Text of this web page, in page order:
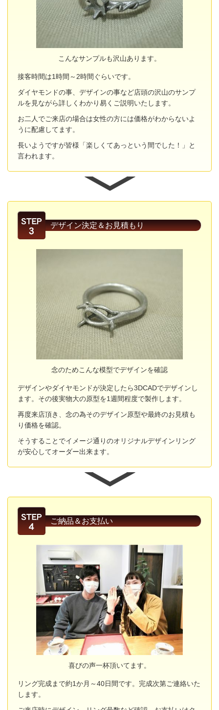
こんなサンプルも沢山あります。
接客時間は1時間～2時間ぐらいです。
ダイヤモンドの事、デザインの事など店頭の沢山のサンプ
ルを見ながら詳しくわかり易くご説明いたします。
お二人でご来店の場合は女性の方には価格がわからないよ
うに配慮してます。
長いようですが皆様「楽しくてあっという間でした！」と
言われます。
デザイン決定＆お見積もり
念のためこんな模型でデザインを確認
デザインやダイヤモンドが決定したら3DCADでデザインし
ます。その後実物大の原型を1週間程度で製作します。
再度来店頂き、念の為そのデザイン原型や最終のお見積も
り価格を確認。
そうすることでイメージ通りのオリジナルデザインリング
が安心してオーダー出来ます。
ご納品＆お支払い
喜びの声一杯頂いてます。
リング完成まで約1か月～40日間です。完成次第ご連絡いた
します。